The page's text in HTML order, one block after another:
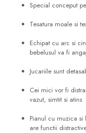
Special conceput
Tesatura moale si
Echipat cu arc si
bebelusul va fi
Jucariile sunt
Cei mici vor fi
vazut, simtit si atins
Pianul cu muzica si
are functii